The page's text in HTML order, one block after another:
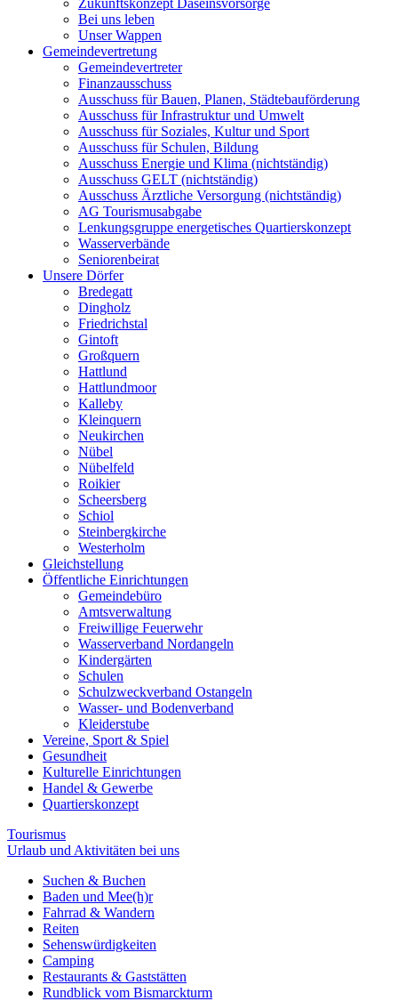
Zukunftskonzept Daseinsvorsorge
Bei uns leben
Unser Wappen
Gemeindevertretung
Gemeindevertreter
Finanzausschuss
Ausschuss für Bauen, Planen, Städtebauförderung
Ausschuss für Infrastruktur und Umwelt
Ausschuss für Soziales, Kultur und Sport
Ausschuss für Schulen, Bildung
Ausschuss Energie und Klima (nichtständig)
Ausschuss GELT (nichtständig)
Ausschuss Ärztliche Versorgung (nichtständig)
AG Tourismusabgabe
Lenkungsgruppe energetisches Quartierskonzept
Wasserverbände
Seniorenbeirat
Unsere Dörfer
Bredegatt
Dingholz
Friedrichstal
Gintoft
Großquern
Hattlund
Hattlundmoor
Kalleby
Kleinquern
Neukirchen
Nübel
Nübelfeld
Roikier
Scheersberg
Schiol
Steinbergkirche
Westerholm
Gleichstellung
Öffentliche Einrichtungen
Gemeindebüro
Amtsverwaltung
Freiwillige Feuerwehr
Wasserverband Nordangeln
Kindergärten
Schulen
Schulzweckverband Ostangeln
Wasser- und Bodenverband
Kleiderstube
Vereine, Sport & Spiel
Gesundheit
Kulturelle Einrichtungen
Handel & Gewerbe
Quartierskonzept
Tourismus
Urlaub und Aktivitäten bei uns
Suchen & Buchen
Baden und Mee(h)r
Fahrrad & Wandern
Reiten
Sehenswürdigkeiten
Camping
Restaurants & Gaststätten
Rundblick vom Bismarckturm